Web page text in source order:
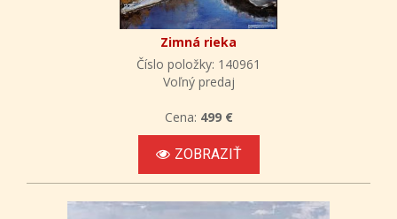
Zimná rieka
Číslo položky: 140961
Voľný predaj
Cena: 499 €
ZOBRAZIŤ